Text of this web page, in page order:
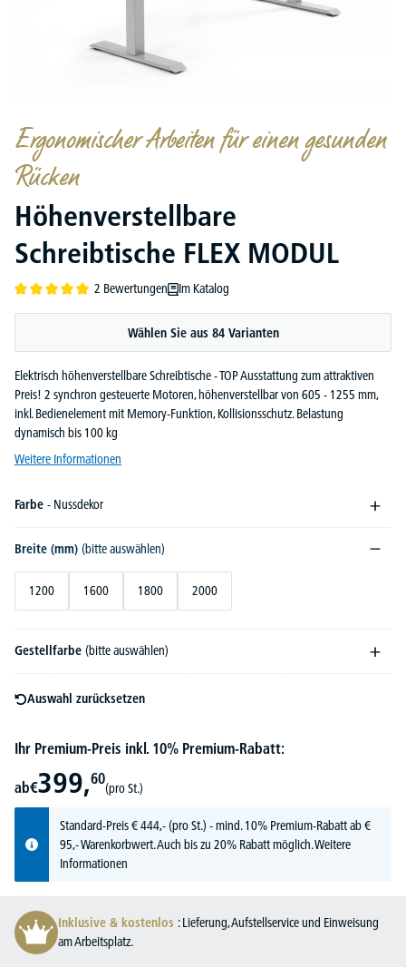
Ergonomischer Arbeiten für einen gesunden
Rücken
Höhenverstellbare
Schreibtische FLEX MODUL
2 Bewertungen Im Katalog
Wählen Sie aus 84 Varianten
Elektrisch höhenverstellbare Schreibtische - TOP Ausstattung zum attraktiven
Preis! 2 synchron gesteuerte Motoren, höhenverstellbar von 605 - 1255 mm,
inkl. Bedienelement mit Memory-Funktion, Kollisionsschutz. Belastung
dynamisch bis 100 kg
Weitere Informationen
Farbe - Nussdekor
Breite (mm) (bitte auswählen)
1200 1600 1800 2000
Gestellfarbe (bitte auswählen)
Auswahl zurücksetzen
Ihr Premium-Preis inkl. 10% Premium-Rabatt:
ab€399,60
(pro St.)
Standard-Preis€444,-(pro St.) - mind. 10% Premium-Rabatt ab €
95,- Warenkorbwert. Auch bis zu 20% Rabatt möglich.Weitere
Informationen
Inklusive & kostenlos : Lieferung, Aufstellservice und Einweisung
am Arbeitsplatz.